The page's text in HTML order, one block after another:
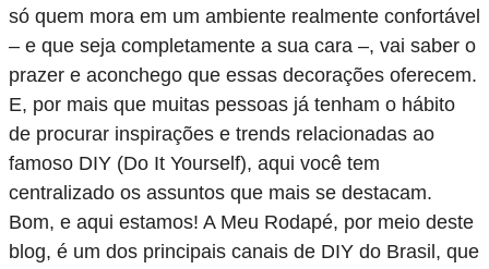
só quem mora em um ambiente realmente confortável
– e que seja completamente a sua cara –, vai saber o
prazer e aconchego que essas decorações oferecem.
E, por mais que muitas pessoas já tenham o hábito
de procurar inspirações e trends relacionadas ao
famoso DIY (Do It Yourself), aqui você tem
centralizado os assuntos que mais se destacam.
Bom, e aqui estamos! A Meu Rodapé, por meio deste
blog, é um dos principais canais de DIY do Brasil, que